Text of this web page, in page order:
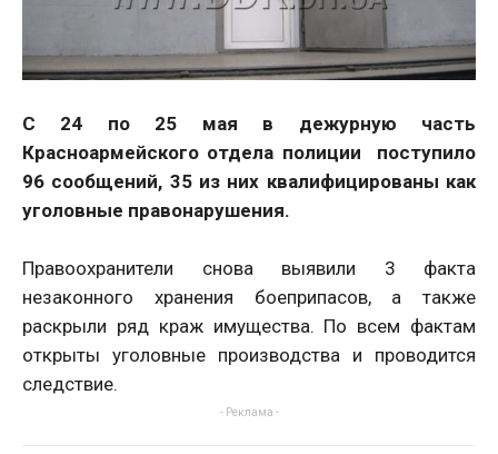
С 24 по 25 мая в дежурную часть
Красноармейского отдела полиции поступило
96 сообщений, 35 из них квалифицированы как
уголовные правонарушения.
Правоохранители снова выявили 3 факта
незаконного хранения боеприпасов, а также
раскрыли ряд краж имущества. По всем фактам
открыты уголовные производства и проводится
следствие.
- Реклама -